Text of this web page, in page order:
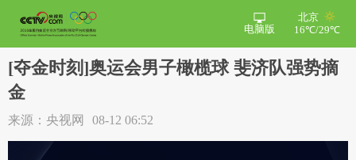
北京
16℃/29℃
电脑版
[夺金时刻]奥运会男子橄榄球 斐济队强势摘
金
来源：央视网 08-12 06:52